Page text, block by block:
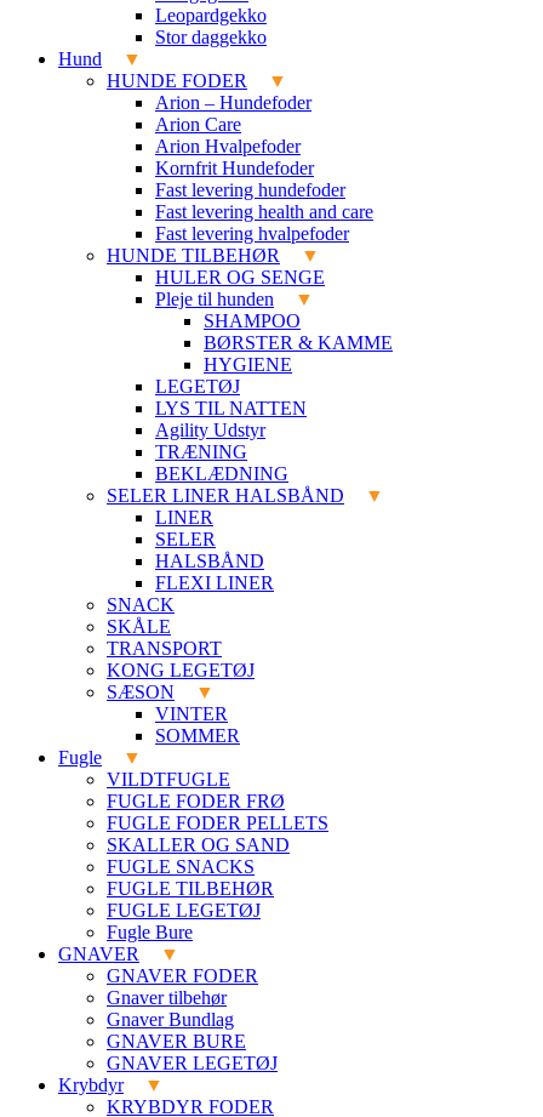
Leopardgekko
Stor daggekko
Hund
HUNDE FODER
Arion – Hundefoder
Arion Care
Arion Hvalpefoder
Kornfrit Hundefoder
Fast levering hundefoder
Fast levering health and care
Fast levering hvalpefoder
HUNDE TILBEHØR
HULER OG SENGE
Pleje til hunden
SHAMPOO
BØRSTER & KAMME
HYGIENE
LEGETØJ
LYS TIL NATTEN
Agility Udstyr
TRÆNING
BEKLÆDNING
SELER LINER HALSBÅND
LINER
SELER
HALSBÅND
FLEXI LINER
SNACK
SKÅLE
TRANSPORT
KONG LEGETØJ
SÆSON
VINTER
SOMMER
Fugle
VILDTFUGLE
FUGLE FODER FRØ
FUGLE FODER PELLETS
SKALLER OG SAND
FUGLE SNACKS
FUGLE TILBEHØR
FUGLE LEGETØJ
Fugle Bure
GNAVER
GNAVER FODER
Gnaver tilbehør
Gnaver Bundlag
GNAVER BURE
GNAVER LEGETØJ
Krybdyr
KRYBDYR FODER